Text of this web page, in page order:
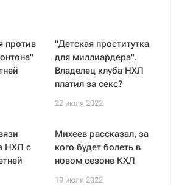
против
"Детская проститутка
для миллиардера".
Владелец клуба НХЛ
платил за секс?
22 июля 2022
НХЛ с
Михеев рассказал, за
кого будет болеть в
новом сезоне КХЛ
19 июля 2022